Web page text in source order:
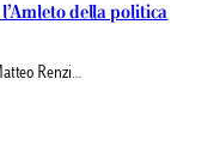
della politica
Renzi…